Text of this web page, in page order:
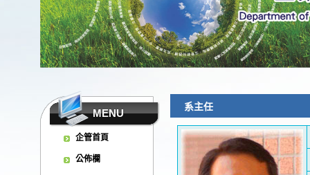
MENU
企管首頁
公佈欄
系主任